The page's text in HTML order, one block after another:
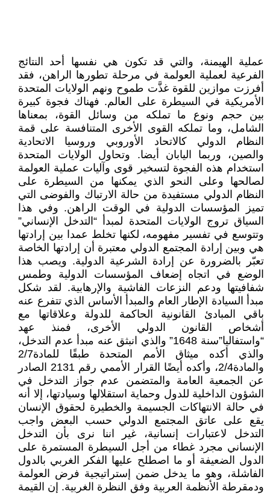
عملية الهيمنة، والتي قد تكون هي نفسها أحد النتائج
الفرعية لعملية العولمة في مرحلة تطورها الراهن، فقد
أفرزت موازين للقوة غذَّت طموح ونهم الولايات المتحدة
الأمريكية في السيطرة على العالم. فهناك فجوة كبيرة
بين حجم ونوع ما تملكه من وسائل القوة، بمعناها
الشامل، وما تملكه القوى الأخرى المتنافسة على قمة
النظام الدولي كالاتحاد الأوروبي وروسيا الاتحادية
والصين، وربما اليابان أيضا. وتحاول الولايات المتحدة
استخدام هذه الفجوة لتسخير قوى وآليات عملية العولمة
لصالحها وعلى النحو الذي يمكنها من السيطرة على
النظام الدولي مستفيدة من حالة الارتباك والفوضى التي
تميز المؤسسات الدولية في الوقت الراهن. وفي هذا
السياق تروج الولايات المتحدة لمبدأ “التدخل الإنساني”
وتتوسع في تفسير مفهومه، لكنها تخلط عمدا بين إرادتها
هي وبين إرادة المجتمع الدولي معتبرة أن إرادتها الخاصة
تعبّر بالضرورة عن إرادة الشرعية الدولية. ويصب هذا
الوضع في اتجاه إضعاف المؤسسات الدولية وطمس
شفافيتها ودعم النزعات الفاشية والإرهابية. لقد شكل
مبدأ السيادة الإطار العام والمبدأ الأساس الذي تتفرع عنه
باقي المبادئ القانونية الحاكمة للدولة وعلاقاتها مع
أشخاص القانون الدولي الأخرى، فمنذ عهد
“واستفاليا”سنة 1648” والذي انبثق عنه مبدأ عدم التدخل،
والذي أكده ميثاق الأمم المتحدة طبقًا للمادة2/7
والمادة2/4، وأكده أيضًا القرار الأممي رقم 2131 الصادر
عن الجمعية العامة والمتضمن عدم جواز التدخل في
الشؤون الداخلية للدول وحماية استقلالها وسيادتها، إلا أنه
في حالة الانتهاكات الجسيمة والخطيرة لحقوق الإنسان
يقع على عاتق المجتمع الدولي حسب البعض واجب
التدخل لاعتبارات إنسانية، غير اننا نرى بأن التدخل
الإنساني مجرد غطاء من أجل السيطرة المستمرة على
الدول الضعيفة أو ما اصطلح عليها الفكر الغربي بالدول
الفاشلة، وهو ما يدخل ضمن إستراتيجية فرض العولمة
ودمقرطة الأنظمة العربية وفق النظرة الغربية. إن القيمة